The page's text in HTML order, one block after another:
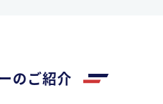
のご紹介